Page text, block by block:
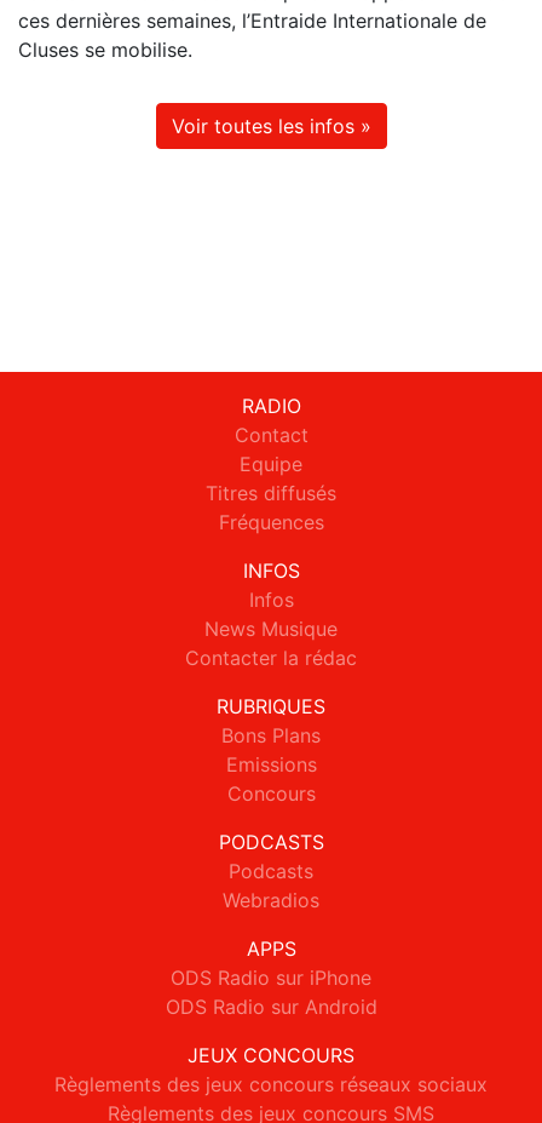
ces dernières semaines, l’Entraide Internationale de
Cluses se mobilise.
Voir toutes les infos »
RADIO
Contact
Equipe
Titres diffusés
Fréquences
INFOS
Infos
News Musique
Contacter la rédac
RUBRIQUES
Bons Plans
Emissions
Concours
PODCASTS
Podcasts
Webradios
APPS
ODS Radio sur iPhone
ODS Radio sur Android
JEUX CONCOURS
Règlements des jeux concours réseaux sociaux
Règlements des jeux concours SMS